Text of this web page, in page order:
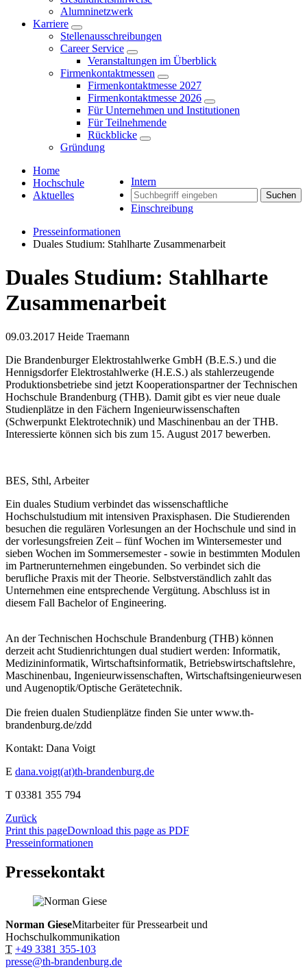
Alumninetzwerk
Karriere
Stellenausschreibungen
Career Service
Veranstaltungen im Überblick
Firmenkontaktmessen
Firmenkontaktmesse 2027
Firmenkontaktmesse 2026
Für Unternehmen und Institutionen
Für Teilnehmende
Rückblicke
Gründung
Intern
Suchen
Einschreibung
Home
Hochschule
Aktuelles
Presseinformationen
Duales Studium: Stahlharte Zusammenarbeit
Duales Studium: Stahlharte
Zusammenarbeit
09.03.2017 Heide Traemann
Die Brandenburger Elektrostahlwerke GmbH (B.E.S.) und die
Hennigsdorfer Elektrostahlwerke (H.E.S.) als stahlerzeugende
Produktionsbetriebe sind jetzt Kooperationspartner der Technischen
Hochschule Brandenburg (THB). Damit gibt es vier neue duale
Studienplätze in den Fächern Ingenieurwissenschaften
(Schwerpunkt Elektrotechnik) und Maschinenbau an der THB.
Interessierte können sich bis zum 15. August 2017 bewerben.
BES, Sthl, Arbeiter
Ein duales Studium verbindet das wissenschaftliche
Hochschulstudium mit intensiven Praxisphasen. Die Studierenden
besuchen die regulären Vorlesungen an der Hochschule und sind in
der vorlesungsfreien Zeit – fünf Wochen im Wintersemester und
sieben Wochen im Sommersemester - sowie in bestimmten Modulen
im Partnerunternehmen eingebunden. So verbindet sich die
berufliche Praxis mit der Theorie. Selbstverständlich zahlt das
Unternehmen eine entsprechende Vergütung. Abschluss ist in
diesem Fall Bachelor of Engineering.
An der Technischen Hochschule Brandenburg (THB) können
derzeit acht Studienrichtungen dual studiert werden: Informatik,
Medizininformatik, Wirtschaftsinformatik, Betriebswirtschaftslehre,
Maschinenbau, Ingenieurwissenschaften, Wirtschaftsingenieurwesen
und Augenoptik/Optische Gerätetechnik.
Die freien dualen Studienplätze finden Sie unter www.th-
brandenburg.de/zdd
Kontakt: Dana Voigt
E dana.voigt(at)th-brandenburg.de
T 03381 355 794
Zurück
Print this pageDownload this page as PDF
Presseinformationen
Pressekontakt
Norman GieseMitarbeiter für Pressearbeit und
Hochschulkommunikation
T +49 3381 355-103
presse@th-brandenburg.de